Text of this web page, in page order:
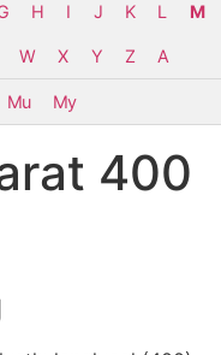
H I J K L M
W X Y Z Α
Mu My
400